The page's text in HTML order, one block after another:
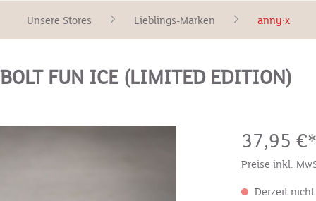
Unsere Stores Lieblings-Marken anny·x
FUN ICE (LIMITED EDITION)
37,95
Preise inkl.
Derzeit